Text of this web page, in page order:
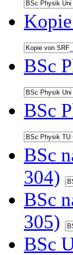
BSc
BSc
BSc
304)
BSc
305)
BSc